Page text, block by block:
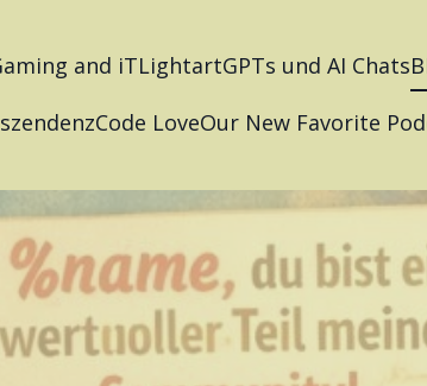
and iTLightartGPTs und AI Chats
Code LoveOur New Favorite